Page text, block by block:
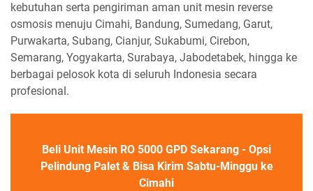
kebutuhan serta pengiriman aman unit mesin reverse
osmosis menuju Cimahi, Bandung, Sumedang, Garut,
Purwakarta, Subang, Cianjur, Sukabumi, Cirebon,
Semarang, Yogyakarta, Surabaya, Jabodetabek, hingga ke
berbagai pelosok kota di seluruh Indonesia secara
profesional.
Beli Unit Mesin RO 5000 GPD Sekarang - Opsi
Pelindung Palet & Bisa Kirim Sabtu-Minggu ke
Cimahi